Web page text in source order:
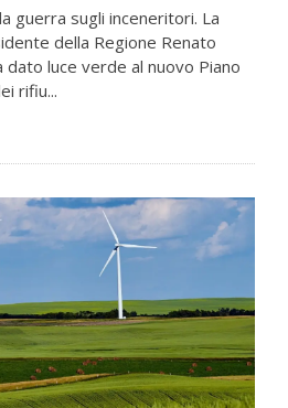
guerra sugli inceneritori. La
della Regione Renato
dato luce verde al nuovo Piano
rifiu...